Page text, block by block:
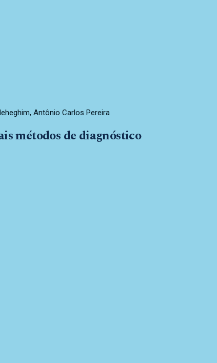
Antônio Carlos Pereira
métodos de diagnóstico